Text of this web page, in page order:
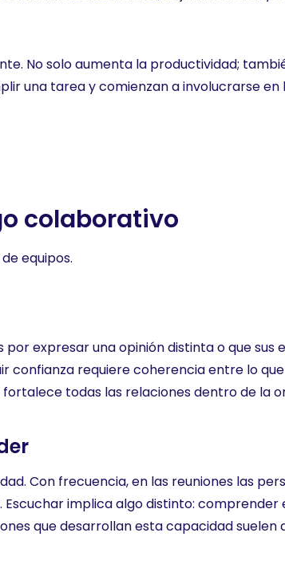
No solo aumenta la productividad;
una tarea y comienzan a involucrarse en
colaborativo
equipos.
por expresar una opinión distinta o que sus
confianza requiere coherencia entre lo
todas las relaciones dentro de la
Con frecuencia, en las reuniones las
implica algo distinto: comprender
que desarrollan esta capacidad suelen